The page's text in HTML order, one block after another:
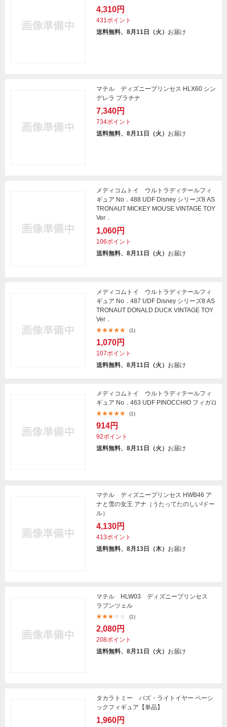
4,310円
431ポイント
送料無料、8月11日（火） お届け
マテル ディズニープリンセス HLX60 シン
デレラ プラチナ
7,340円
734ポイント
送料無料、8月11日（火） お届け
メディコムトイ ウルトラディテールフィ
ギュア No．488 UDF Disney シリーズ8 AS
TRONAUT MICKEY MOUSE VINTAGE TOY
Ver．
1,060円
106ポイント
送料無料、8月11日（火） お届け
メディコムトイ ウルトラディテールフィ
ギュア No．487 UDF Disney シリーズ8 AS
TRONAUT DONALD DUCK VINTAGE TOY
Ver．
(1)
1,070円
107ポイント
送料無料、8月11日（火） お届け
メディコムトイ ウルトラディテールフィ
ギュア No．463 UDF PINOCCHIO フィガロ
(1)
914円
92ポイント
送料無料、8月11日（火） お届け
マテル ディズニープリンセス HWB46 ア
ナと雪の女王 アナ（うたってたのしい!ドー
ル）
4,130円
413ポイント
送料無料、8月13日（木） お届け
マテル HLW03 ディズニープリンセス
ラプンツェル
(1)
2,080円
208ポイント
送料無料、8月11日（火） お届け
タカラトミー バズ・ライトイヤー ベーシ
ックフィギュア【単品】
1,960円